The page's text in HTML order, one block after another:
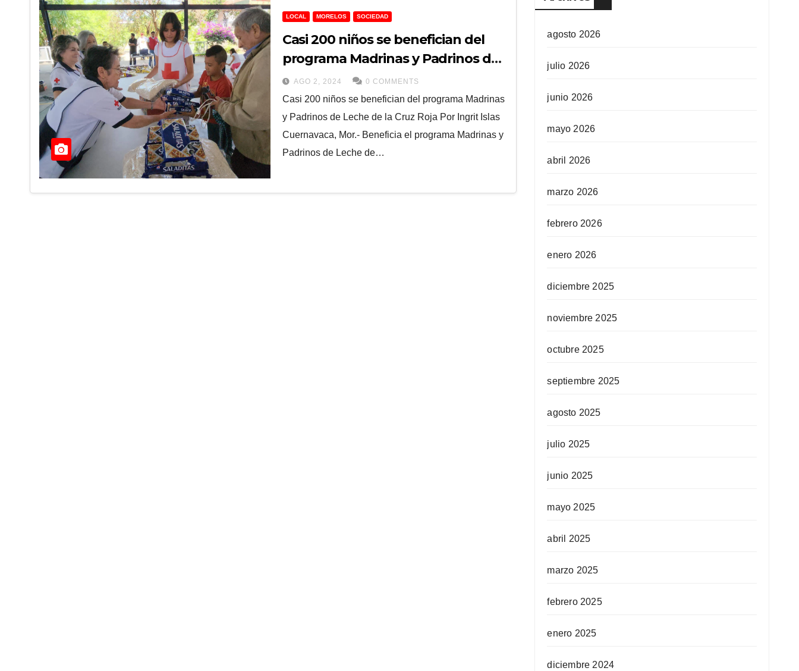
LOCAL MORELOS SOCIEDAD
Casi 200 niños se benefician del
programa Madrinas y Padrinos de
Leche de la Cruz Roja
AGO 2, 2024 0 COMMENTS
Casi 200 niños se benefician del programa Madrinas
y Padrinos de Leche de la Cruz Roja Por Ingrit Islas
Cuernavaca, Mor.- Beneficia el programa Madrinas y
Padrinos de Leche de…
agosto 2026
julio 2026
junio 2026
mayo 2026
abril 2026
marzo 2026
febrero 2026
enero 2026
diciembre 2025
noviembre 2025
octubre 2025
septiembre 2025
agosto 2025
julio 2025
junio 2025
mayo 2025
abril 2025
marzo 2025
febrero 2025
enero 2025
diciembre 2024